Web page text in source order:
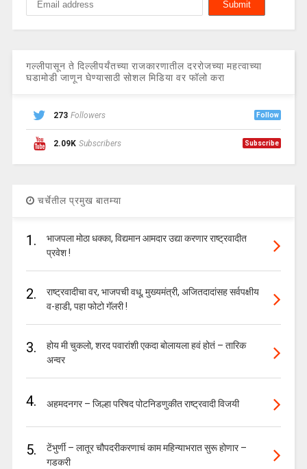
गल्लीपासून ते दिल्लीपर्यंतच्या राजकारणातील दररोजच्या महत्वाच्या
घडामोडी जाणून घेण्यासाठी सोशल मिडिया वर फॉलो करा
273 Followers Follow
2.09K Subscribers Subscribe
चर्चेतील प्रमुख बातम्या
1.
भाजपला मोठा धक्का, विद्यमान आमदार उद्या करणार राष्ट्रवादीत
प्रवेश !
2.
राष्ट्रवादीचा वर, भाजपची वधू, मुख्यमंत्री, अजितदादांसह सर्वपक्षीय
व-हाडी, पहा फोटो गॅलरी !
3.
होय मी चुकलो, शरद पवारांशी एकदा बोलायला हवं होतं – तारिक
अन्वर
4. अहमदनगर – जिल्हा परिषद पोटनिडणुकीत राष्ट्रवादी विजयी
5.
टेंभुर्णी – लातूर चौपदरीकरणाचं काम महिन्याभरात सुरू होणार –
गडकरी